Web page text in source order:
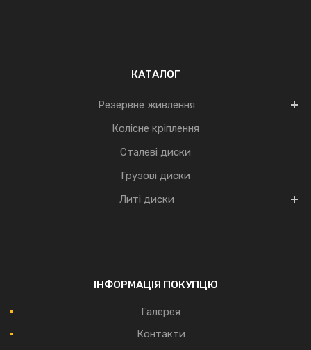
КАТАЛОГ
Резервне живлення
Колісне кріплення
Сталеві диски
Грузові диски
Литі диски
ІНФОРМАЦІЯ ПОКУПЦЮ
Галерея
Контакти